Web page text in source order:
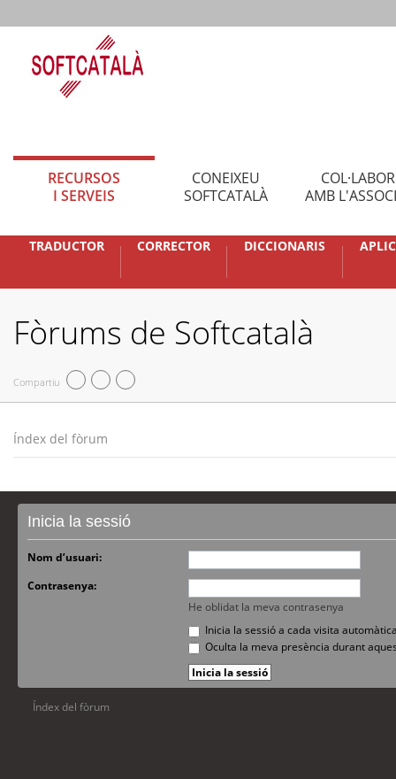
RECURSOS
I SERVEIS
CONEIXEU
SOFTCATALÀ
AMB
TRADUCTOR CORRECTOR DICCIONARIS
Fòrums de Softcatalà
Compartiu
Índex del fòrum
Inicia la sessió
Nom d’usuari:
Contrasenya:
He oblidat la meva contrasenya
Inicia la sessió a cada visita
Oculta la meva presència durant
Índex del fòrum